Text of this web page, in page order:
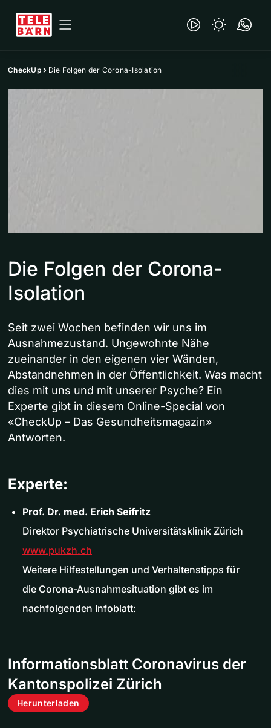
CheckUp Die Folgen der Corona-Isolation
Die Folgen der Corona-
Isolation
Seit zwei Wochen befinden wir uns im
Ausnahmezustand. Ungewohnte Nähe
zueinander in den eigenen vier Wänden,
Abstandnehmen in der Öffentlichkeit. Was macht
dies mit uns und mit unserer Psyche? Ein
Experte gibt in diesem Online-Special von
«CheckUp – Das Gesundheitsmagazin»
Antworten.
Experte:
Prof. Dr. med. Erich Seifritz
Direktor Psychiatrische Universitätsklinik Zürich
www.pukzh.ch
Weitere Hilfestellungen und Verhaltenstipps für
die Corona-Ausnahmesituation gibt es im
nachfolgenden Infoblatt:
Informationsblatt Coronavirus der
Kantonspolizei Zürich
Herunterladen